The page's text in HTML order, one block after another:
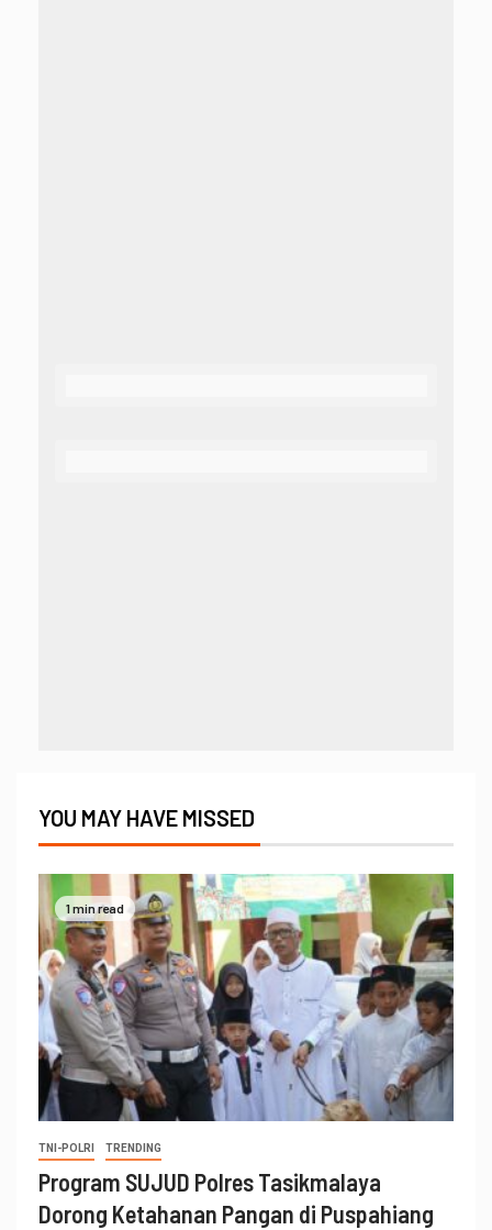
YOU MAY HAVE MISSED
1 min read
TNI-POLRI TRENDING
Program SUJUD Polres Tasikmalaya
Dorong Ketahanan Pangan di Puspahiang